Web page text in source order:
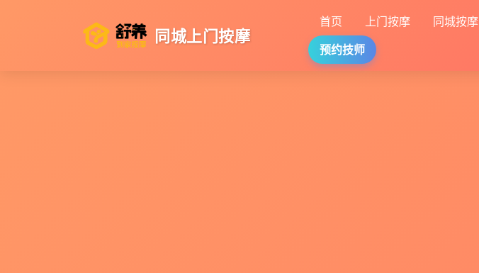
同城上门按摩
首页 上门按摩 同城按摩
预约技师